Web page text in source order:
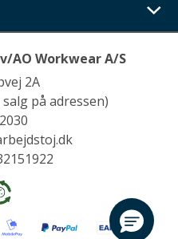
AO Workwear A/S
2A
på adressen)